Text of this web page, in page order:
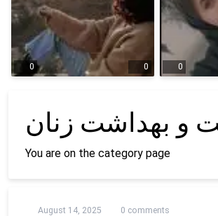
0 0 0
و بهداشت زنان
You are on the category page
August 14, 2025 0 comments